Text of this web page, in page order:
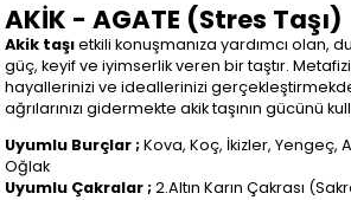
AKİK - AGATE (Stres Taşı)
Akik taşıetkili konuşmanıza yardımcı olan,
güç, keyif ve iyimserlik veren bir taştır.
hayallerinizi ve ideallerinizi
ağrılarınızı gidermekte akik taşının gücünü
Uyumlu Burçlar ;Kova, Koç, İkizler, Yengeç,
Oğlak
Uyumlu Çakralar ;2.Altın Karın Çakrası